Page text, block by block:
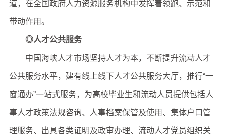
道，在全国政府人力资源服务机构中发挥着领跑、示范和
带动作用。
◎人才公共服务
中国海峡人才市场坚持人才为本，不断提升流动人才
公共服务水平，建有线上线下人才公共服务大厅，推行“一
窗通办”一站式服务，为高校毕业生和流动人员提供包括人
事人才政策法规咨询、人事档案保管及使用、集体户口管
理服务、出具各类证明及政审办理、流动人才党员组织关